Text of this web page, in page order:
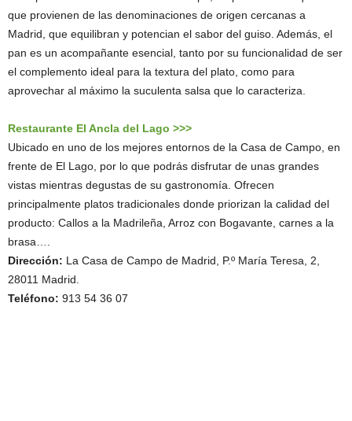
que provienen de las denominaciones de origen cercanas a
Madrid, que equilibran y potencian el sabor del guiso. Además, el
pan es un acompañante esencial, tanto por su funcionalidad de ser
el complemento ideal para la textura del plato, como para
aprovechar al máximo la suculenta salsa que lo caracteriza.
Restaurante El Ancla del Lago >>>
Ubicado en uno de los mejores entornos de la Casa de Campo, en
frente de El Lago, por lo que podrás disfrutar de unas grandes
vistas mientras degustas de su gastronomía. Ofrecen
principalmente platos tradicionales donde priorizan la calidad del
producto: Callos a la Madrileña, Arroz con Bogavante, carnes a la
brasa….
Dirección: La Casa de Campo de Madrid, P.º María Teresa, 2,
28011 Madrid.
Teléfono: 913 54 36 07